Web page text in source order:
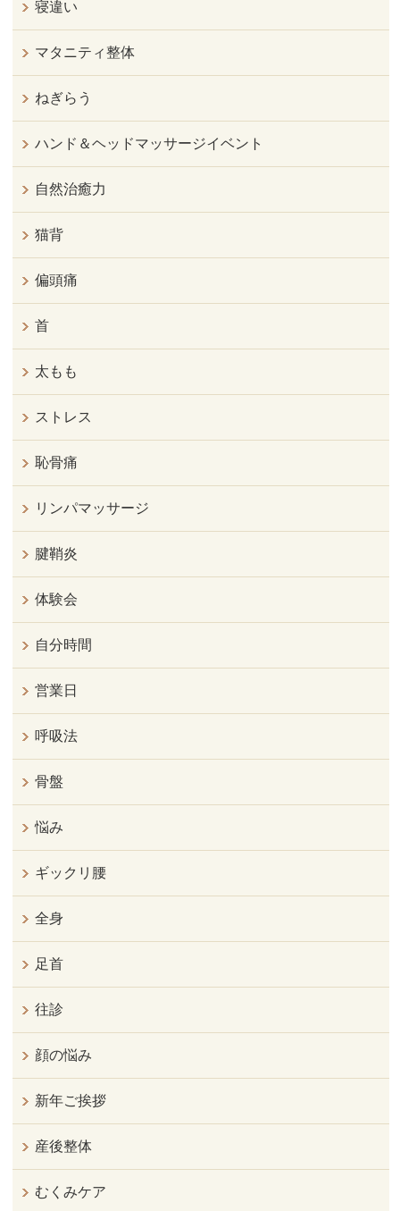
寝違い
マタニティ整体
ねぎらう
ハンド＆ヘッドマッサージイベント
自然治癒力
猫背
偏頭痛
首
太もも
ストレス
恥骨痛
リンパマッサージ
腱鞘炎
体験会
自分時間
営業日
呼吸法
骨盤
悩み
ギックリ腰
全身
足首
往診
顔の悩み
新年ご挨拶
産後整体
むくみケア